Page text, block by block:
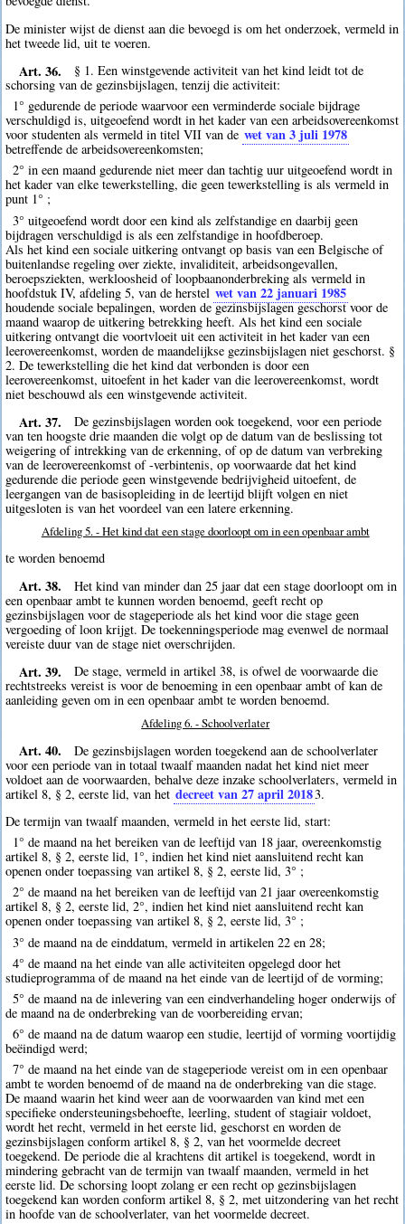
De minister wijst de dienst aan die bevoegd is om het onderzoek, vermeld in
het tweede lid, uit te voeren.
Art. 36.
§ 1. Een winstgevende activiteit van het kind leidt tot de
schorsing van de gezinsbijslagen, tenzij die activiteit:
1° gedurende de periode waarvoor een verminderde sociale bijdrage
verschuldigd is, uitgeoefend wordt in het kader van een arbeidsovereenkomst
voor studenten als vermeld in titel VII van de wet van 3 juli 1978
betreffende de arbeidsovereenkomsten;
2° in een maand gedurende niet meer dan tachtig uur uitgeoefend wordt in
het kader van elke tewerkstelling, die geen tewerkstelling is als vermeld in
punt 1° ;
3° uitgeoefend wordt door een kind als zelfstandige en daarbij geen
bijdragen verschuldigd is als een zelfstandige in hoofdberoep.
Als het kind een sociale uitkering ontvangt op basis van een Belgische of
buitenlandse regeling over ziekte, invaliditeit, arbeidsongevallen,
beroepsziekten, werkloosheid of loopbaanonderbreking als vermeld in
hoofdstuk IV, afdeling 5, van de herstel wet van 22 januari 1985
houdende sociale bepalingen, worden de gezinsbijslagen geschorst voor de
maand waarop de uitkering betrekking heeft. Als het kind een sociale
uitkering ontvangt die voortvloeit uit een activiteit in het kader van een
leerovereenkomst, worden de maandelijkse gezinsbijslagen niet geschorst. §
2. De tewerkstelling die het kind dat verbonden is door een
leerovereenkomst, uitoefent in het kader van die leerovereenkomst, wordt
niet beschouwd als een winstgevende activiteit.
Art. 37.
De gezinsbijslagen worden ook toegekend, voor een periode
van ten hoogste drie maanden die volgt op de datum van de beslissing tot
weigering of intrekking van de erkenning, of op de datum van verbreking
van de leerovereenkomst of -verbintenis, op voorwaarde dat het kind
gedurende die periode geen winstgevende bedrijvigheid uitoefent, de
leergangen van de basisopleiding in de leertijd blijft volgen en niet
uitgesloten is van het voordeel van een latere erkenning.
Afdeling 5. - Het kind dat een stage doorloopt om in een openbaar ambt
te worden benoemd
Art. 38.
Het kind van minder dan 25 jaar dat een stage doorloopt om in
een openbaar ambt te kunnen worden benoemd, geeft recht op
gezinsbijslagen voor de stageperiode als het kind voor die stage geen
vergoeding of loon krijgt. De toekenningsperiode mag evenwel de normaal
vereiste duur van de stage niet overschrijden.
Art. 39.
De stage, vermeld in artikel 38, is ofwel de voorwaarde die
rechtstreeks vereist is voor de benoeming in een openbaar ambt of kan de
aanleiding geven om in een openbaar ambt te worden benoemd.
Afdeling 6. - Schoolverlater
Art. 40.
De gezinsbijslagen worden toegekend aan de schoolverlater
voor een periode van in totaal twaalf maanden nadat het kind niet meer
voldoet aan de voorwaarden, behalve deze inzake schoolverlaters, vermeld in
artikel 8, § 2, eerste lid, van het decreet van 27 april 20183.
De termijn van twaalf maanden, vermeld in het eerste lid, start:
1° de maand na het bereiken van de leeftijd van 18 jaar, overeenkomstig
artikel 8, § 2, eerste lid, 1°, indien het kind niet aansluitend recht kan
openen onder toepassing van artikel 8, § 2, eerste lid, 3° ;
2° de maand na het bereiken van de leeftijd van 21 jaar overeenkomstig
artikel 8, § 2, eerste lid, 2°, indien het kind niet aansluitend recht kan
openen onder toepassing van artikel 8, § 2, eerste lid, 3° ;
3° de maand na de einddatum, vermeld in artikelen 22 en 28;
4° de maand na het einde van alle activiteiten opgelegd door het
studieprogramma of de maand na het einde van de leertijd of de vorming;
5° de maand na de inlevering van een eindverhandeling hoger onderwijs of
de maand na de onderbreking van de voorbereiding ervan;
6° de maand na de datum waarop een studie, leertijd of vorming voortijdig
beëindigd werd;
7° de maand na het einde van de stageperiode vereist om in een openbaar
ambt te worden benoemd of de maand na de onderbreking van die stage.
De maand waarin het kind weer aan de voorwaarden van kind met een
specifieke ondersteuningsbehoefte, leerling, student of stagiair voldoet,
wordt het recht, vermeld in het eerste lid, geschorst en worden de
gezinsbijslagen conform artikel 8, § 2, van het voormelde decreet
toegekend. De periode die al krachtens dit artikel is toegekend, wordt in
mindering gebracht van de termijn van twaalf maanden, vermeld in het
eerste lid. De schorsing loopt zolang er een recht op gezinsbijslagen
toegekend kan worden conform artikel 8, § 2, met uitzondering van het recht
in hoofde van de schoolverlater, van het voormelde decreet.